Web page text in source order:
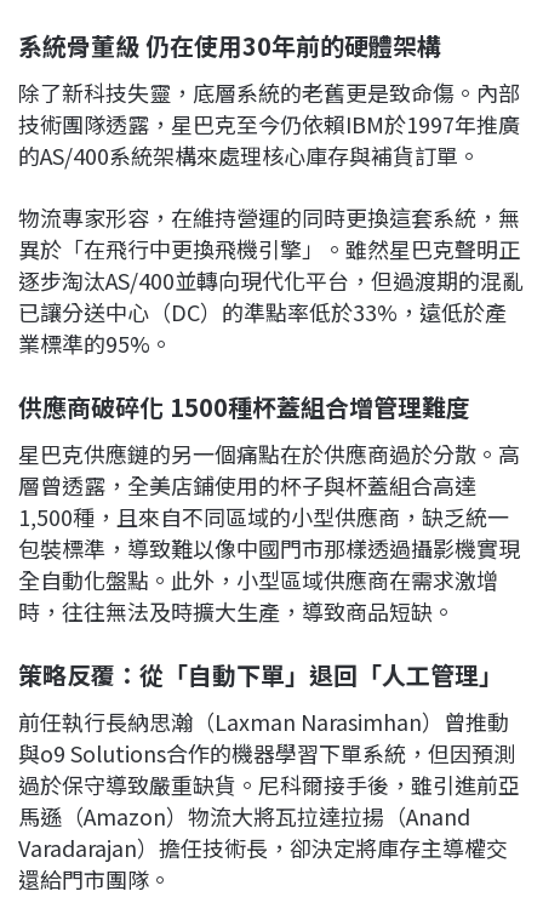
系統骨董級 仍在使用30年前的硬體架構
除了新科技失靈，底層系統的老舊更是致命傷。內部
技術團隊透露，星巴克至今仍依賴IBM於1997年推廣
的AS/400系統架構來處理核心庫存與補貨訂單。
物流專家形容，在維持營運的同時更換這套系統，無
異於「在飛行中更換飛機引擎」。雖然星巴克聲明正
逐步淘汰AS/400並轉向現代化平台，但過渡期的混亂
已讓分送中心（DC）的準點率低於33%，遠低於產
業標準的95%。
供應商破碎化 1500種杯蓋組合增管理難度
星巴克供應鏈的另一個痛點在於供應商過於分散。高
層曾透露，全美店鋪使用的杯子與杯蓋組合高達
1,500種，且來自不同區域的小型供應商，缺乏統一
包裝標準，導致難以像中國門市那樣透過攝影機實現
全自動化盤點。此外，小型區域供應商在需求激增
時，往往無法及時擴大生產，導致商品短缺。
策略反覆：從「自動下單」退回「人工管理」
前任執行長納思瀚（Laxman Narasimhan）曾推動
與o9 Solutions合作的機器學習下單系統，但因預測
過於保守導致嚴重缺貨。尼科爾接手後，雖引進前亞
馬遜（Amazon）物流大將瓦拉達拉揚（Anand
Varadarajan）擔任技術長，卻決定將庫存主導權交
還給門市團隊。